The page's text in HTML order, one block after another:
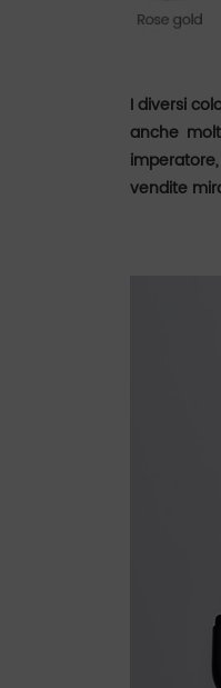
I diversi
anche
vendite